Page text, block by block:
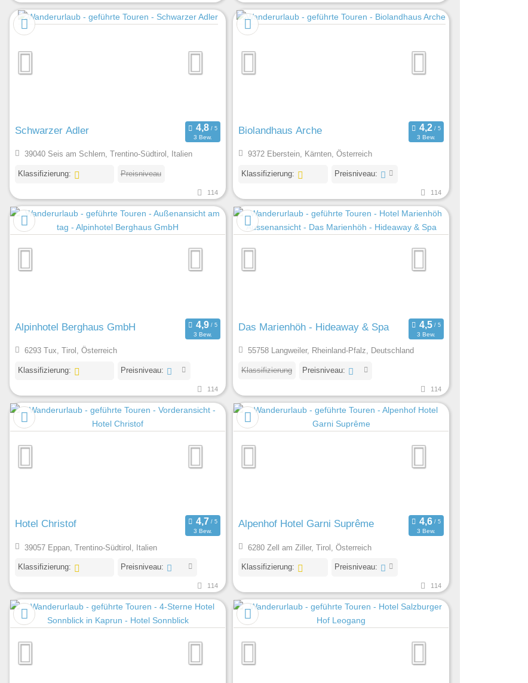
Schwarzer Adler
3 Bew.
39040 Seis am Schlern, Trentino-Südtirol, Italien
Klassifizierung: Preisniveau
114
Biolandhaus Arche
3 Bew.
9372 Eberstein, Kärnten, Österreich
Klassifizierung: Preisniveau:
114
Alpinhotel Berghaus GmbH
3 Bew.
6293 Tux, Tirol, Österreich
Klassifizierung: Preisniveau:
114
Das Marienhöh - Hideaway & Spa
3 Bew.
55758 Langweiler, Rheinland-Pfalz, Deutschland
Klassifizierung Preisniveau:
114
Hotel Christof
3 Bew.
39057 Eppan, Trentino-Südtirol, Italien
Klassifizierung: Preisniveau:
114
Alpenhof Hotel Garni Suprême
3 Bew.
6280 Zell am Ziller, Tirol, Österreich
Klassifizierung: Preisniveau:
114